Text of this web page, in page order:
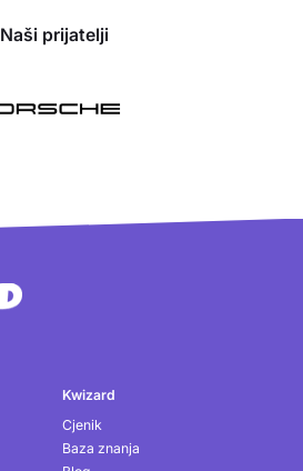
Naši prijatelji
Kwizard
Cjenik
Baza znanja